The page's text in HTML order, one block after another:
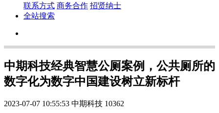
联系方式 商务合作 招贤纳士
全站搜索
中期科技经典智慧公厕案例，公共厕所的
数字化为数字中国建设树立新标杆
2023-07-07 10:55:53 中期科技 10362